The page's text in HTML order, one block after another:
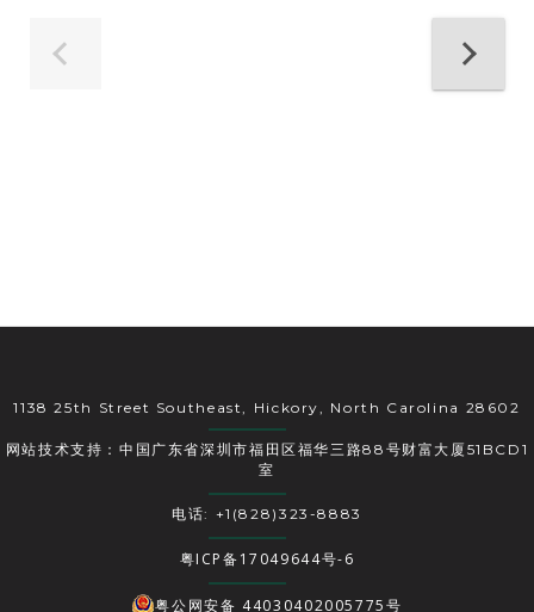
1138 25th Street Southeast, Hickory, North Carolina 28602
网站技术支持：中国广东省深圳市福田区福华三路88号财富大厦51BCD1
室
电话: +1(828)323-8883
粤ICP备17049644号-6
粤公网安备 44030402005775号